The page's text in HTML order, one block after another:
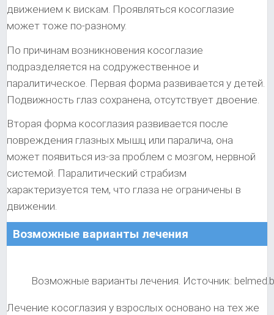
движением к вискам. Проявляться косоглазие
может тоже по-разному.
По причинам возникновения косоглазие
подразделяется на содружественное и
паралитическое. Первая форма развивается у детей.
Подвижность глаз сохранена, отсутствует двоение.
Вторая форма косоглазия развивается после
повреждения глазных мышц или паралича, она
может появиться из-за проблем с мозгом, нервной
системой. Паралитический страбизм
характеризуется тем, что глаза не ограничены в
движении.
Возможные варианты лечения
Возможные варианты лечения. Источник:
Лечение косоглазия у взрослых основано на тех же